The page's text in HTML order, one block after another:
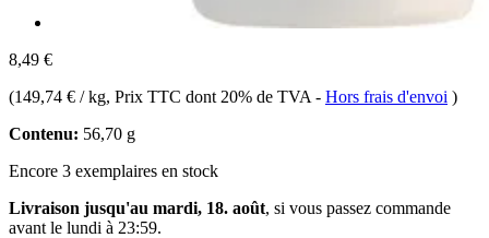
8,49 €
(149,74 € / kg, Prix TTC dont 20% de TVA - Hors frais d'envoi )
Contenu: 56,70 g
Encore 3 exemplaires en stock
Livraison jusqu'au mardi, 18. août, si vous passez commande
avant le lundi à 23:59.